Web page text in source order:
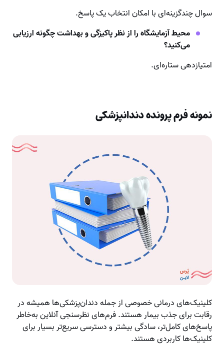
سوال چند‌گزینه‌ای با امکان انتخاب یک پاسخ.
محیط آزمایشگاه را از نظر پاکیزگی و بهداشت چگونه ارزیابی
می‌کنید؟
امتیازدهی ستاره‌ای.
نمونه فرم پرونده دندانپزشکی
کلینیک‌های درمانی خصوصی از جمله دندان‌پزشکی‌ها همیشه در
رقابت برای جذب بیمار هستند. فرم‌های نظرسنجی آنلاین به‌خاطر
پاسخ‌های کامل‌تر، سادگی بیشتر و دسترسی سریع‌تر بسیار برای
کلینیک‌ها کاربردی هستند.